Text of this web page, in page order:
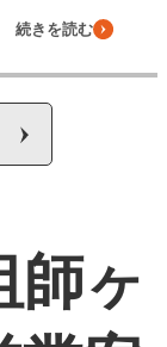
続きを読む
師ヶ